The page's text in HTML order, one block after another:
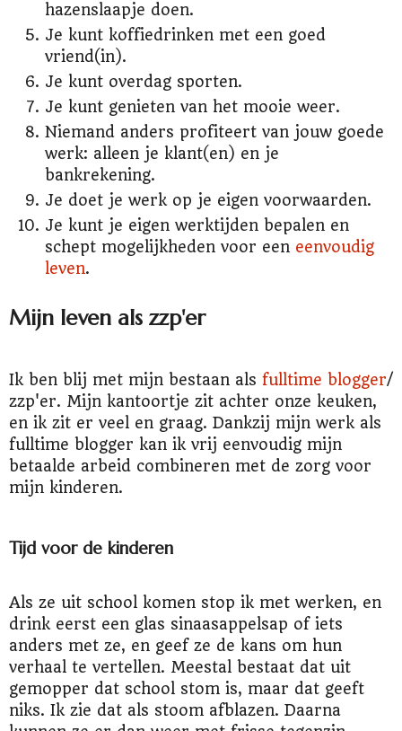
hazenslaapje doen.
Je kunt koffiedrinken met een goed
vriend(in).
Je kunt overdag sporten.
Je kunt genieten van het mooie weer.
Niemand anders profiteert van jouw goede
werk: alleen je klant(en) en je
bankrekening.
Je doet je werk op je eigen voorwaarden.
Je kunt je eigen werktijden bepalen en
schept mogelijkheden voor een eenvoudig
leven.
Mijn leven als zzp'er
Ik ben blij met mijn bestaan als fulltime blogger/
zzp'er. Mijn kantoortje zit achter onze keuken,
en ik zit er veel en graag. Dankzij mijn werk als
fulltime blogger kan ik vrij eenvoudig mijn
betaalde arbeid combineren met de zorg voor
mijn kinderen.
Tijd voor de kinderen
Als ze uit school komen stop ik met werken, en
drink eerst een glas sinaasappelsap of iets
anders met ze, en geef ze de kans om hun
verhaal te vertellen. Meestal bestaat dat uit
gemopper dat school stom is, maar dat geeft
niks. Ik zie dat als stoom afblazen. Daarna